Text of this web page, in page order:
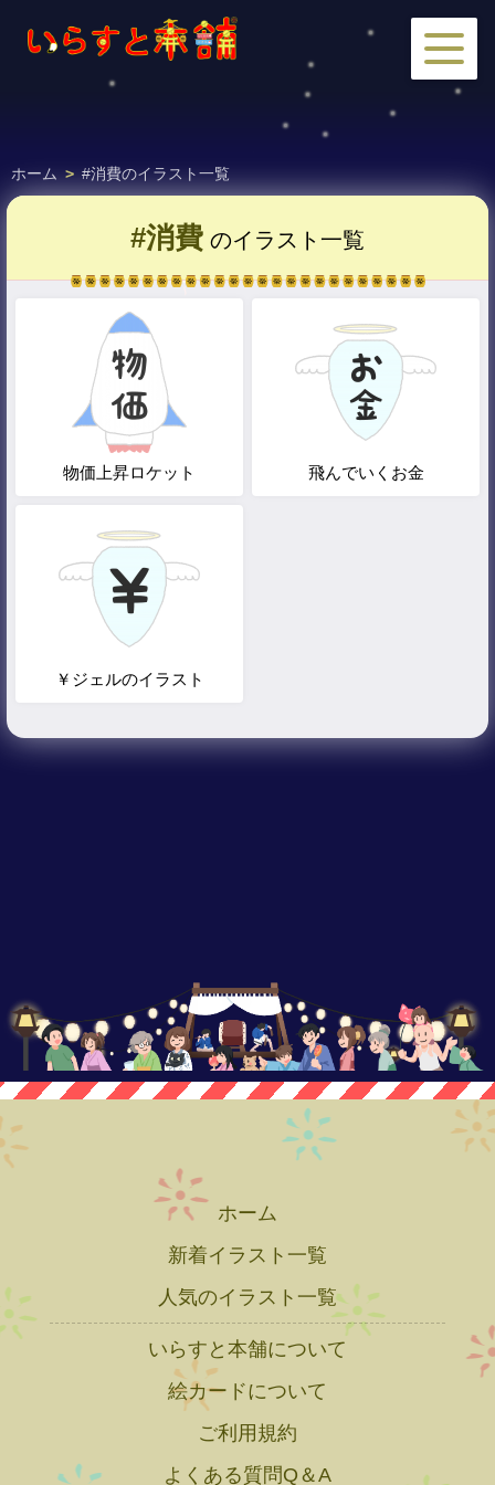
ホーム > #消費のイラスト一覧
#消費 のイラスト一覧
物価上昇ロケット 飛んでいくお金
￥ジェルのイラスト
ホーム
新着イラスト一覧
人気のイラスト一覧
いらすと本舗について
絵カードについて
ご利用規約
よくある質問Q＆A